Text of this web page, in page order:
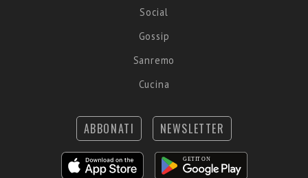
Social
Gossip
Sanremo
Cucina
ABBONATI NEWSLETTER